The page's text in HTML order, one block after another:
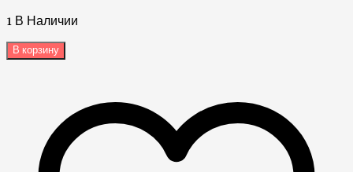
1 В Наличии
В корзину